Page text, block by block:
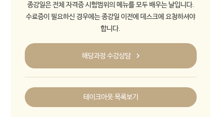
종강일은 전체 자격증 시험범위의 메뉴를 모두 배우는 날입니다.
수료증이 필요하신 경우에는 종강일 이전에 데스크에 요청하셔야
합니다.
해당과정 수강상담
테이크아웃 목록보기